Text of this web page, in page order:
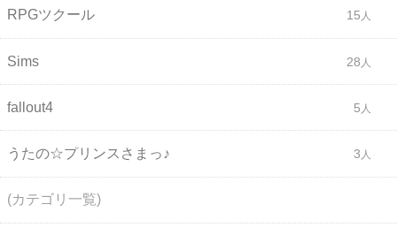
RPGツクール 15
Sims 28
fallout4 5
うたの☆プリンスさまっ♪ 3
(カテゴリ一覧)